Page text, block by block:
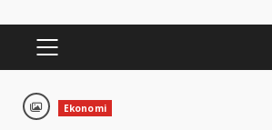
PRIMARY
Ekonomi